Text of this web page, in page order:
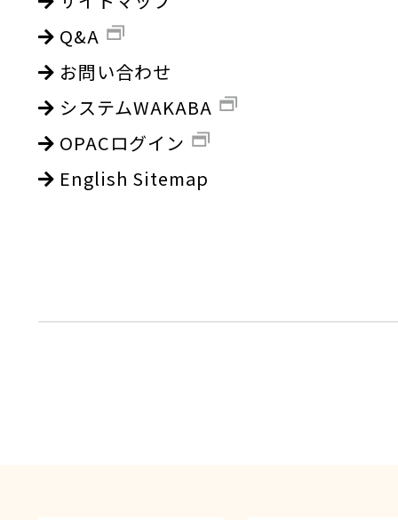
Q&A
お問い合わせ
システムWAKABA
OPACログイン
English Sitemap